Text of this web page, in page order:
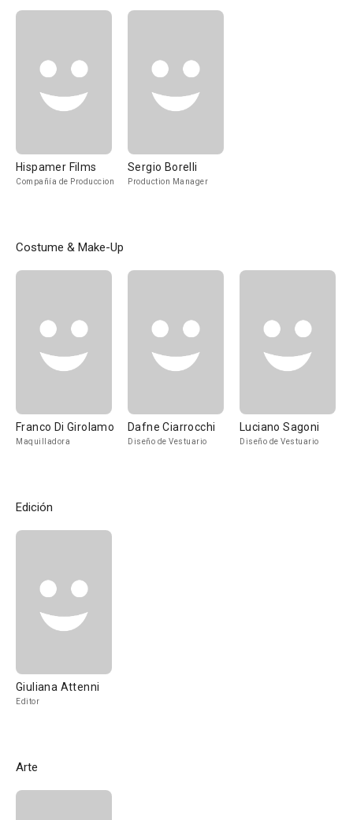
Hispamer Films
Compañía de Produccion
Sergio Borelli
Production Manager
Costume & Make-Up
Franco Di Girolamo
Maquilladora
Dafne Ciarrocchi
Diseño de Vestuario
Luciano Sagoni
Diseño de Vestuario
Edición
Giuliana Attenni
Editor
Arte